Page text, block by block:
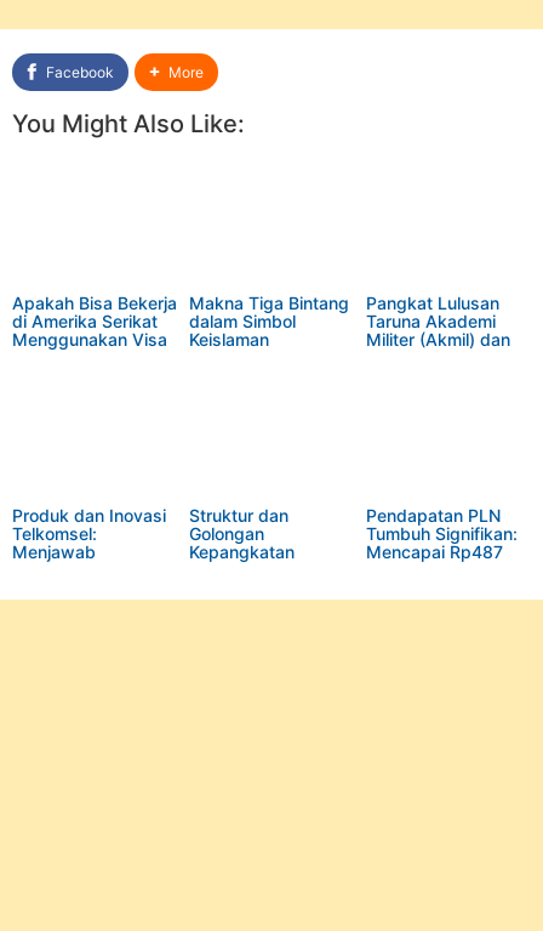
Facebook More
You Might Also Like:
Apakah Bisa Bekerja
di Amerika Serikat
Menggunakan Visa
Makna Tiga Bintang
dalam Simbol
Keislaman
Pangkat Lulusan
Taruna Akademi
Militer (Akmil) dan
Produk dan Inovasi
Telkomsel:
Menjawab
Indonesia
Struktur dan
Golongan
Kepangkatan
Indonesia (Polri)
Pendapatan PLN
Tumbuh Signifikan:
Mencapai Rp487